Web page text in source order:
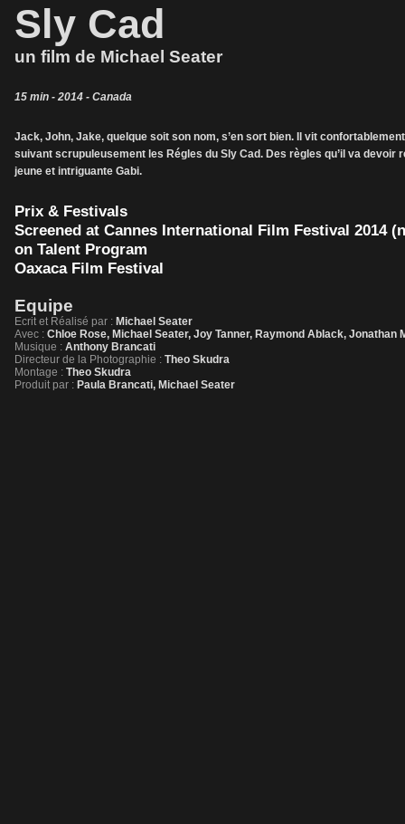
Sly Cad
un film de Michael Seater
15 min - 2014 - Canada
Jack, John, Jake, quelque soit son nom, s’en sort bien. Il vit
suivant scrupuleusement les Régles du Sly Cad. Des règles qu’il va
jeune et intriguante Gabi.
Prix & Festivals
Screened at Cannes International Film Festival 2014
on Talent Program
Oaxaca Film Festival
Equipe
Ecrit et Réalisé par : Michael Seater
Avec : Chloe Rose, Michael Seater, Joy Tanner, Raymond Ablack, Jonathan
Musique : Anthony Brancati
Directeur de la Photographie : Theo Skudra
Montage : Theo Skudra
Produit par : Paula Brancati, Michael Seater